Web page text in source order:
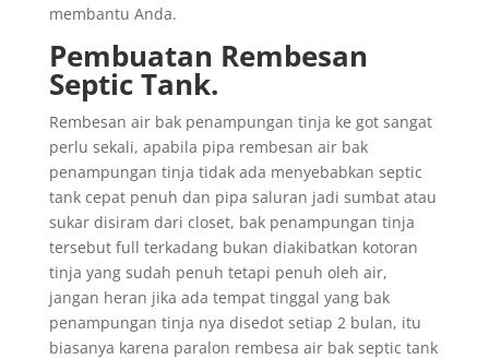
membantu Anda.
Pembuatan Rembesan
Septic Tank.
Rembesan air bak penampungan tinja ke got sangat
perlu sekali, apabila pipa rembesan air bak
penampungan tinja tidak ada menyebabkan septic
tank cepat penuh dan pipa saluran jadi sumbat atau
sukar disiram dari closet, bak penampungan tinja
tersebut full terkadang bukan diakibatkan kotoran
tinja yang sudah penuh tetapi penuh oleh air,
jangan heran jika ada tempat tinggal yang bak
penampungan tinja nya disedot setiap 2 bulan, itu
biasanya karena paralon rembesa air bak septic tank